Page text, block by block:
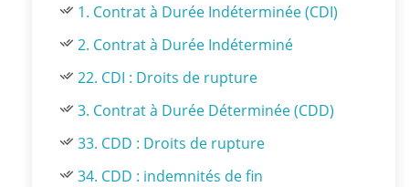
1. Contrat à Durée Indéterminée (CDI)
2. Contrat à Durée Indéterminé
22. CDI : Droits de rupture
3. Contrat à Durée Déterminée (CDD)
33. CDD : Droits de rupture
34. CDD : indemnités de fin